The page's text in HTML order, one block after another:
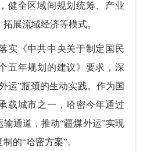
健全区域间规划统筹、产业
展流域经济等模式。
《中共中央关于制定国民
五年规划的建议》要求，深
运”瓶颈的生动实践。作为国
载城市之一，哈密今年通过
通道，推动“疆煤外运”实现
的“哈密方案”。